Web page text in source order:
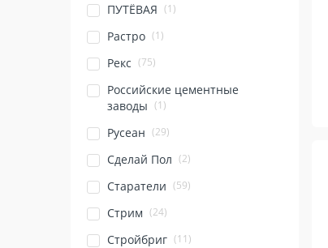
ПУТЁВАЯ (1)
Растро (1)
Рекс (75)
Российские цементные
заводы (1)
Русеан (29)
Сделай Пол (2)
Старатели (59)
Стрим (24)
Стройбриг (11)